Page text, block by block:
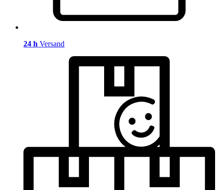
24 h Versand